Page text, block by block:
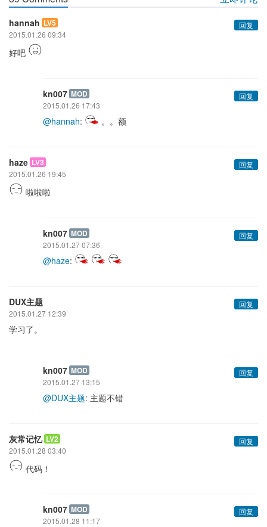
hannah LV5
回复
2015.01.26 09:34
好吧
kn007 MOD
回复
2015.01.26 17:43
@hannah: 。。额
haze LV3
回复
2015.01.26 19:45
啦啦啦
kn007 MOD
回复
2015.01.27 07:36
@haze:
DUX主题
回复
2015.01.27 12:39
学习了。
kn007 MOD
回复
2015.01.27 13:15
@DUX主题: 主题不错
灰常记忆 LV2
回复
2015.01.28 03:40
代码！
kn007 MOD
回复
2015.01.28 11:17